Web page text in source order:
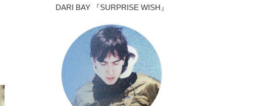
DARI BAY 『SURPRISE WISH』